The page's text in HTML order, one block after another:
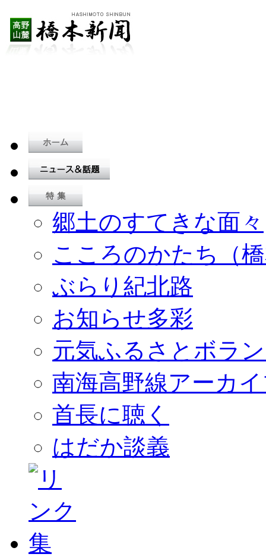
郷土のすてきな面々
こころのかたち（
ぶらり紀北路
お知らせ多彩
元気ふるさとボラ
南海高野線アーカ
首長に聴く
はだか談義